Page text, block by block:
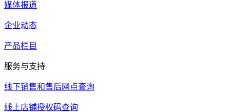
媒体报道
企业动态
产品栏目
服务与支持
线下销售和售后网点查询
线上店铺授权码查询